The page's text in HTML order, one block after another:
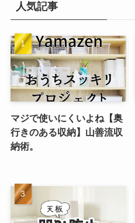
ブ
人気記事
マジで使いにくいよね【奥
行きのある収納】山善流収
納術。